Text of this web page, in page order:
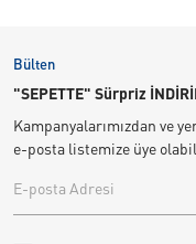
Bülten
"SEPETTE" Sürpriz
Kampanyalarımızdan ve
e-posta listemize üye